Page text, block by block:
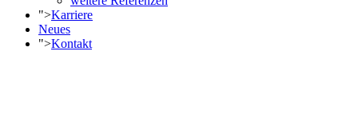
">Karriere
Neues
">Kontakt